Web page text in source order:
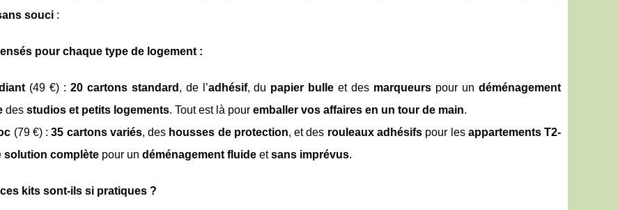
souci :
pour chaque type de logement :
(49 €) : 20 cartons standard , de l’adhésif, du papier bulle et des marqueurs pour undéménagement
des studios et petits logements. Tout est là pour emballer vos affaires en un tour de main.
(79 €) :35 cartons variés, des housses de protection, et des rouleaux adhésifspour les appartements T2-
solution complète pour un déménagement fluide etsans imprévus.
kits sont-ils si pratiques ?